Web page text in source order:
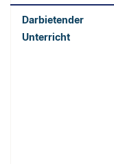
Darbietender
Unterricht